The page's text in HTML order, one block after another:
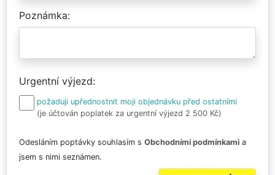
Poznámka
Urgentní výjezd
požaduji upřednostnit moji objednávku před ostatními
(je účtován poplatek za urgentní výjezd 2 500 Kč)
Odesláním poptávky souhlasím s Obchodními podmínkami a
jsem s nimi seznámen.